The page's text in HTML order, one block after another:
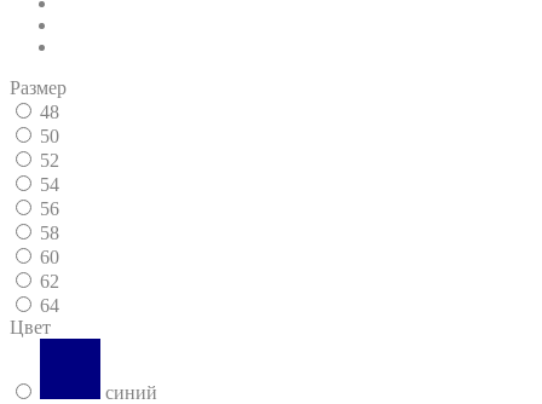
Размер
48
50
52
54
56
58
60
62
64
Цвет
синий